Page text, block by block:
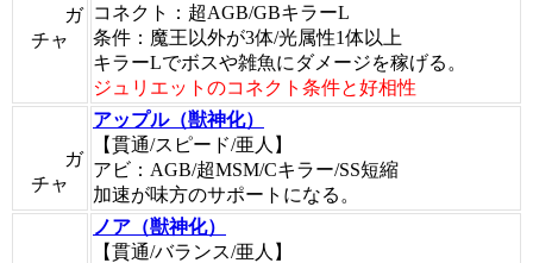
ガ
チャ
コネクト：超AGB/GBキラーL
条件：魔王以外が3体/光属性1体以上
キラーLでボスや雑魚にダメージを稼げる。
ジュリエットのコネクト条件と好相性
ガ
チャ
アップル（獣神化）
【貫通/スピード/亜人】
アビ：AGB/超MSM/Cキラー/SS短縮
加速が味方のサポートになる。
ノア（獣神化）
【貫通/バランス/亜人】